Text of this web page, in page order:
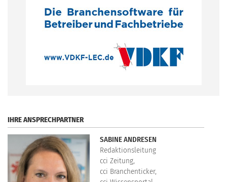
IHRE ANSPRECHPARTNER
SABINE ANDRESEN
Redaktionsleitung
cci Zeitung,
cci Branchenticker,